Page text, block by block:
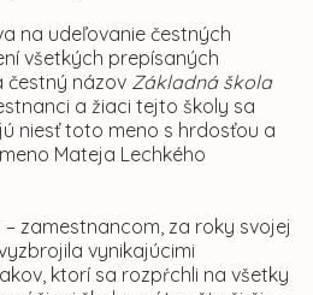
na udeľovanie čestných
všetkých prepísaných
čestný názov Základná škola
a žiaci tejto školy sa
niesť toto meno s hrdosťou a
Mateja Lechkého
zamestnancom, za roky svojej
vynikajúcimi
ktorí sa rozpŕchli na všetky